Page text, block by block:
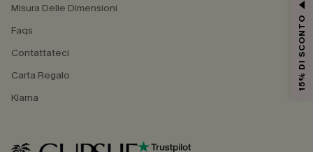
Misura Delle Dimensioni
Faqs
Contattateci
Carta Regalo
Klarna
15% DI SCONTO